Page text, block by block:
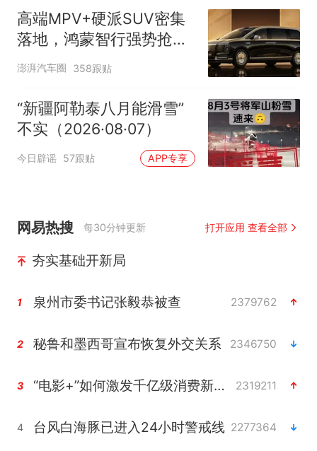
高端MPV+硬派SUV密集
落地，鸿蒙智行强势抢占
自主高端市场制高点
澎湃汽车圈 358跟贴
“新疆阿勒泰八月能滑雪”
不实（2026·08·07）
今日辟谣 57跟贴 APP专享
网易热搜 每30分钟更新 打开应用 查看全部
夯实基础开新局
1 泉州市委书记张毅恭被查 2379762
2 秘鲁和墨西哥宣布恢复外交关系 2346750
3 “电影+”如何激发千亿级消费新活力？ 2319211
4 台风白海豚已进入24小时警戒线 2277364